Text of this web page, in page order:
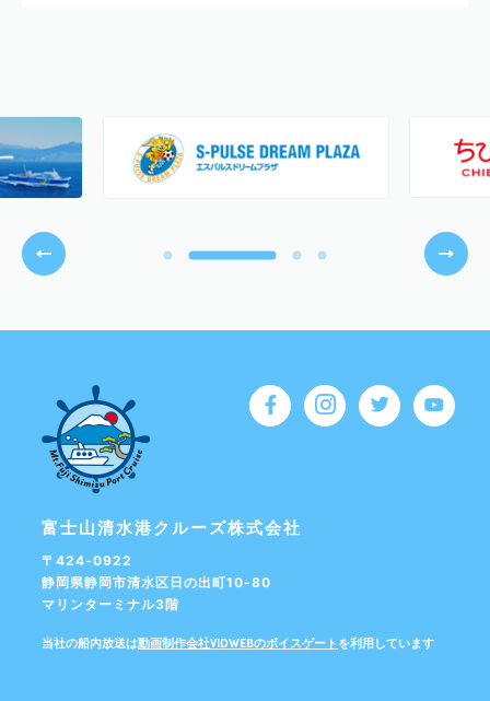
富士山清水港クルーズ株式会社
〒424-0922
静岡県静岡市清水区 日の出町10-80
マリンターミナル3階
当社の船内放送は動画制作会社VIDWEBのボイスゲートを利用しています